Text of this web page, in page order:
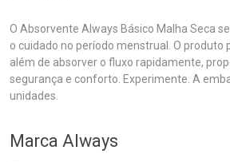
O Absorvente Always Básico Malha Seca
o cuidado no período menstrual. O produto
além de absorver o fluxo rapidamente,
segurança e conforto. Experimente. A
unidades.
Marca Always